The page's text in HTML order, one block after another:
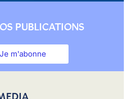
PUBLICATIONS
Je m'abonne